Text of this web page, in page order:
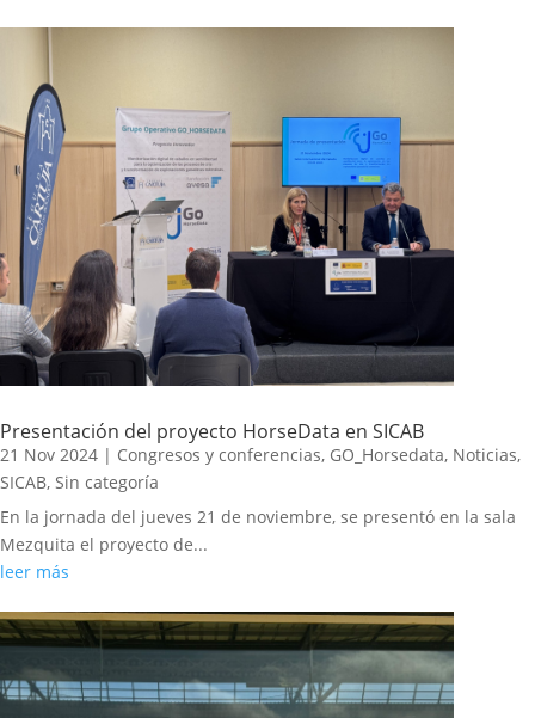
Presentación del proyecto HorseData en SICAB
21 Nov 2024 | Congresos y conferencias, GO_Horsedata, Noticias,
SICAB, Sin categoría
En la jornada del jueves 21 de noviembre, se presentó en la sala
Mezquita el proyecto de...
leer más